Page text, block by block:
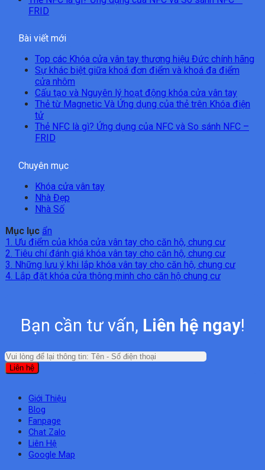
FRID
Bài viết mới
Top các Khóa cửa vân tay thương hiệu Đức chính hãng
Sự khác biệt giữa khoá đơn điểm và khoá đa điểm
cửa nhôm
Cấu tạo và Nguyên lý hoạt động khóa cửa vân tay
Thẻ từ Magnetic Và Ứng dụng của thẻ trên Khóa điện
tử
Thẻ NFC là gì? Ứng dụng của NFC và So sánh NFC –
FRID
Chuyên mục
Khóa cửa vân tay
Nhà Đẹp
Nhà Số
Mục lục ẩn
1. Ưu điểm của khóa cửa vân tay cho căn hộ, chung cư
2. Tiêu chí đánh giá khóa vân tay cho căn hộ, chung cư
3. Những lưu ý khi lắp khóa vân tay cho căn hộ, chung cư
4. Lắp đặt khóa cửa thông minh cho căn hộ chung cư
Bạn cần tư vấn, Liên hệ ngay!
Giới Thiệu
Blog
Fanpage
Chat Zalo
Liên Hệ
Google Map